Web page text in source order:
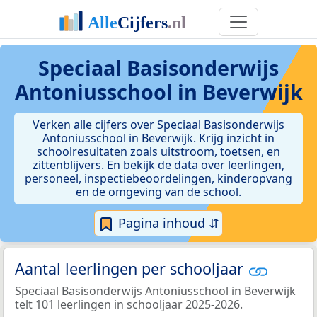
Speciaal Basisonderwijs
Antoniusschool in Beverwijk
Verken alle cijfers over Speciaal Basisonderwijs
Antoniusschool in Beverwijk. Krijg inzicht in
schoolresultaten zoals uitstroom, toetsen, en
zittenblijvers. En bekijk de data over leerlingen,
personeel, inspectiebeoordelingen, kinderopvang
en de omgeving van de school.
Pagina inhoud ⇵
Aantal leerlingen per schooljaar
Speciaal Basisonderwijs Antoniusschool in Beverwijk
telt 101 leerlingen in schooljaar 2025-2026.